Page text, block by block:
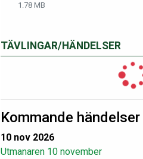
1.78 MB
TÄVLINGAR/HÄNDELSER
Kommande händelser
10 nov 2026
Utmanaren 10 november